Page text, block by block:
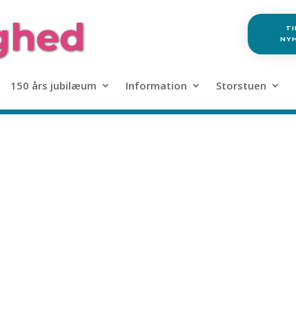
150 års jubilæum Information Storstuen